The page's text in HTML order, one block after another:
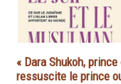
« Dara Shukoh,
ressuscite le prince